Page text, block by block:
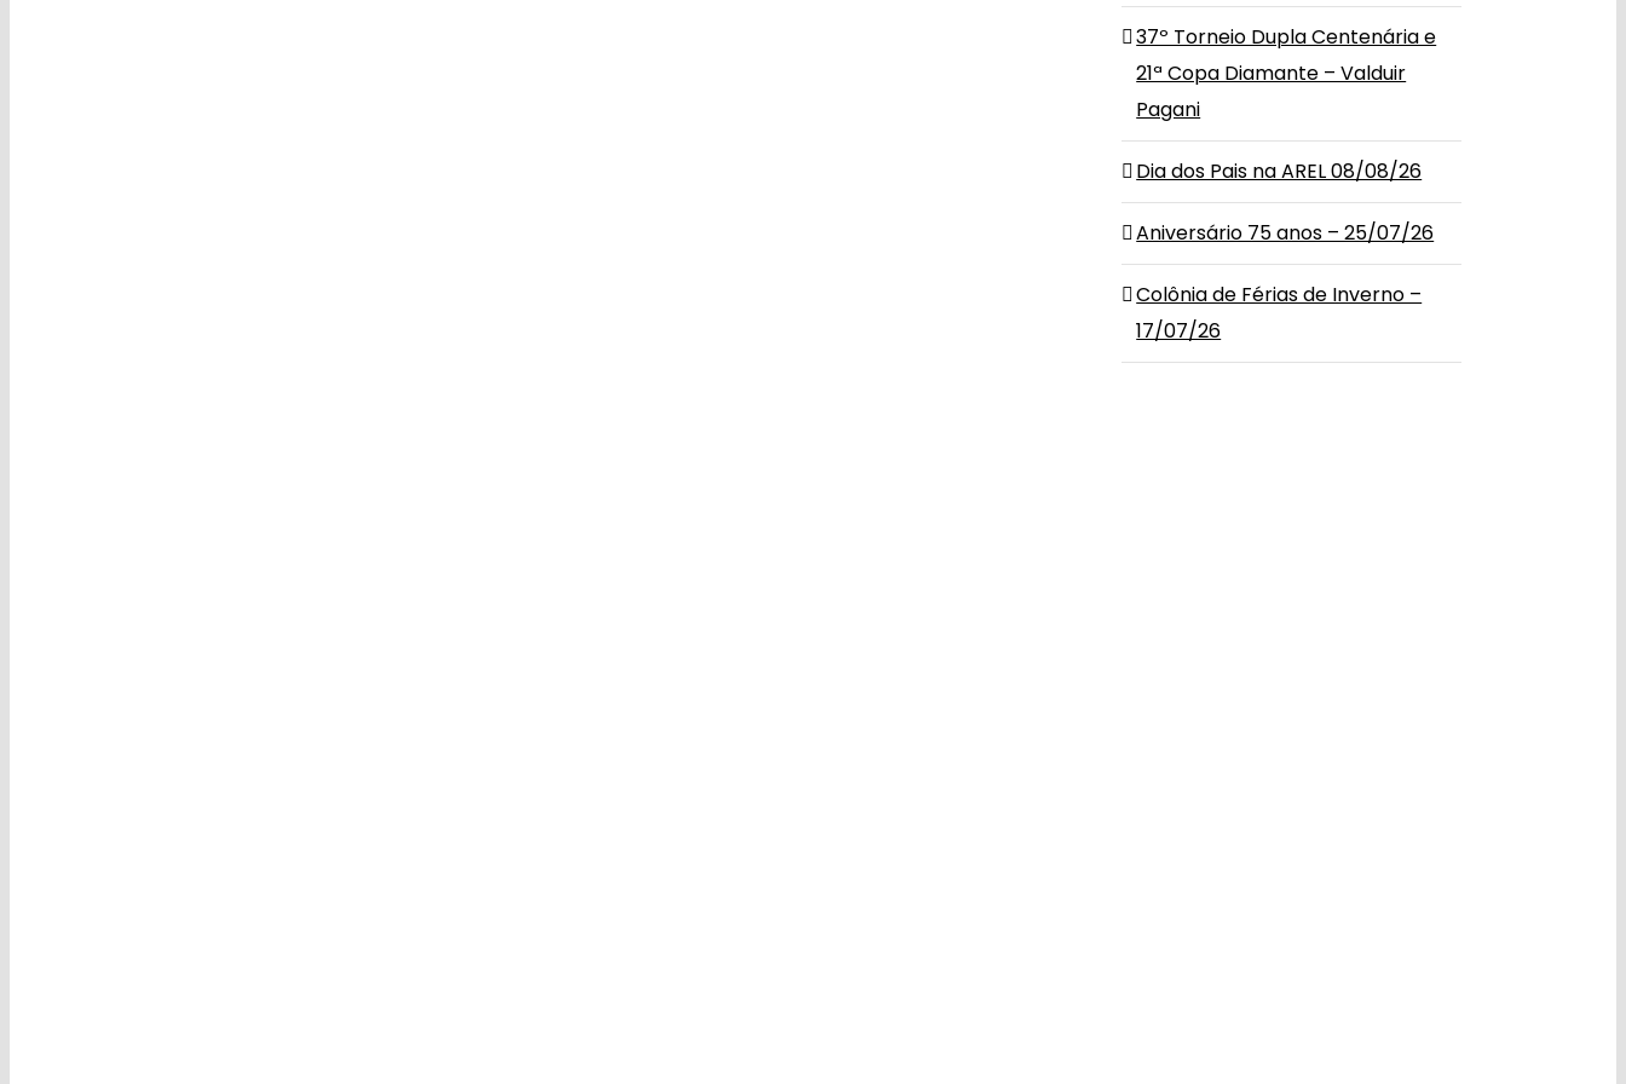
37º Torneio Dupla Centenária e
21ª Copa Diamante – Valduir
Pagani
Dia dos Pais na AREL 08/08/26
Aniversário 75 anos – 25/07/26
Colônia de Férias de Inverno –
17/07/26